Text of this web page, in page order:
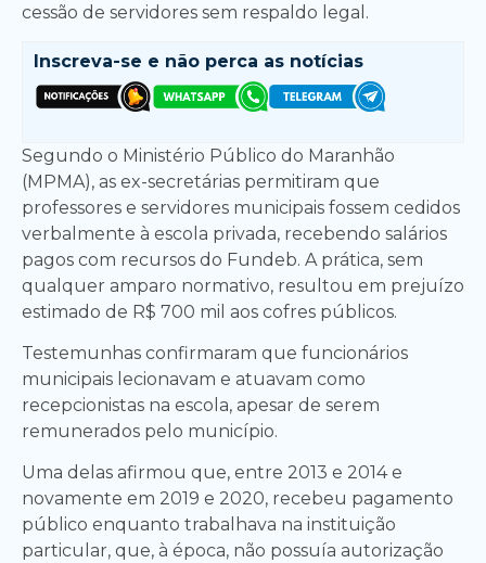
cessão de servidores sem respaldo legal.
Inscreva-se e não perca as notícias
Segundo o Ministério Público do Maranhão
(MPMA), as ex-secretárias permitiram que
professores e servidores municipais fossem cedidos
verbalmente à escola privada, recebendo salários
pagos com recursos do Fundeb. A prática, sem
qualquer amparo normativo, resultou em prejuízo
estimado de R$ 700 mil aos cofres públicos.
Testemunhas confirmaram que funcionários
municipais lecionavam e atuavam como
recepcionistas na escola, apesar de serem
remunerados pelo município.
Uma delas afirmou que, entre 2013 e 2014 e
novamente em 2019 e 2020, recebeu pagamento
público enquanto trabalhava na instituição
particular, que, à época, não possuía autorização